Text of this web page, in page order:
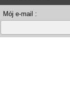
Mój e-mail :